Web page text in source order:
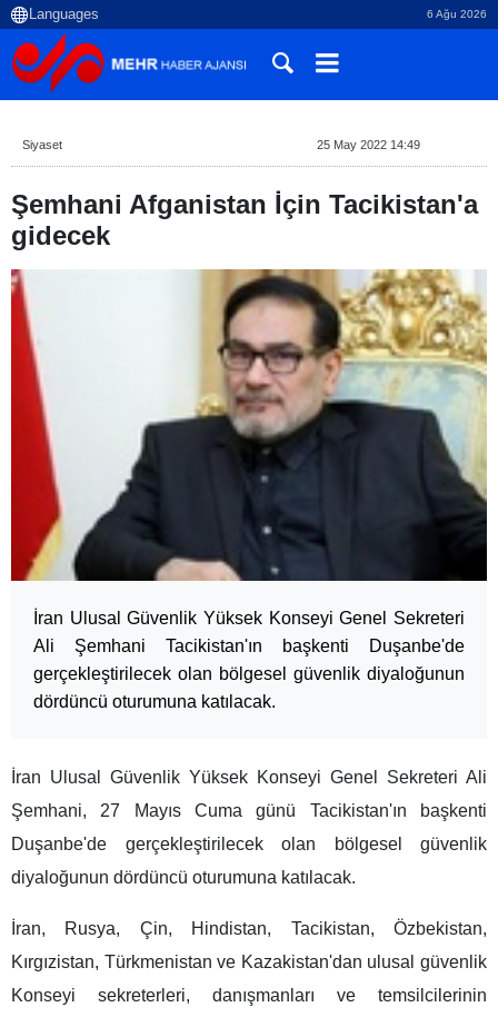
6 Ağu 2026
Siyaset 25 May 2022 14:49
Şemhani Afganistan İçin Tacikistan'a
gidecek
İran Ulusal Güvenlik Yüksek Konseyi Genel Sekreteri
Ali Şemhani Tacikistan'ın başkenti Duşanbe'de
gerçekleştirilecek olan bölgesel güvenlik diyaloğunun
dördüncü oturumuna katılacak.
İran Ulusal Güvenlik Yüksek Konseyi Genel Sekreteri Ali
Şemhani, 27 Mayıs Cuma günü Tacikistan'ın başkenti
Duşanbe'de gerçekleştirilecek olan bölgesel güvenlik
diyaloğunun dördüncü oturumuna katılacak.
İran, Rusya, Çin, Hindistan, Tacikistan, Özbekistan,
Kırgızistan, Türkmenistan ve Kazakistan'dan ulusal güvenlik
Konseyi sekreterleri, danışmanları ve temsilcilerinin